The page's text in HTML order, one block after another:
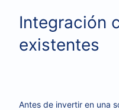
Integración
existentes
Antes de invertir en una